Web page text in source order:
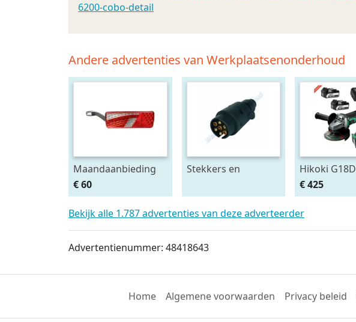
6200-cobo-detail
Andere advertenties van Werkplaatsenonderhoud
Maandaanbieding
Led achterlicht 12-
24V links m.
breedtelamp
€ 60
Stekkers en
diversen
Hikoki
haakse slijper
(2x5Ah +
€ 425
Bekijk alle 1.787 advertenties van deze adverteerder
Advertentienummer: 48418643
Home Algemene voorwaarden Privacy beleid